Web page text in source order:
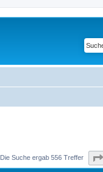
Die Suche ergab 556 Treffer